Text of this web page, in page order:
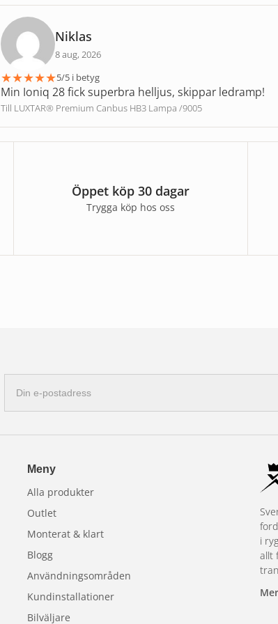
Niklas
8 aug, 2026
★★★★★5/5 i betyg
Min Ioniq 28 fick superbra helljus, skippar ledramp!
Till LUXTAR® Premium Canbus HB3 Lampa /9005
Öppet köp 30 dagar
Trygga köp hos oss
postadress
Meny
Alla produkter
Outlet
Monterat & klart
Blogg
Användningsområden
Kundinstallationer
Bilväljare
i
allt